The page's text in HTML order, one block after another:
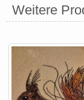
Weitere